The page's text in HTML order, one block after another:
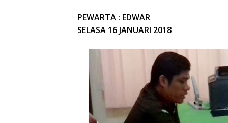
PEWARTA : EDWAR
SELASA 16 JANUARI 2018